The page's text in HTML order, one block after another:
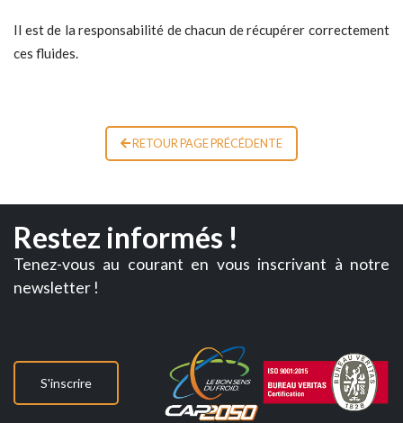
Il est de la responsabilité de chacun de récupérer correctement
ces fluides.
RETOUR PAGE PRÉCÉDENTE
Restez informés !
Tenez-vous au courant en vous inscrivant à notre
newsletter !
S'inscrire